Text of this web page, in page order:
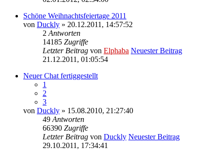
Schöne Weihnachtsfeiertage 2011
von Duckly » 20.12.2011, 14:57:52
2 Antworten
14185 Zugriffe
Letzter Beitrag von Elphaba Neuester Beitrag
21.12.2011, 01:05:54
Neuer Chat fertiggestellt
1
2
3
von Duckly » 15.08.2010, 21:27:40
49 Antworten
66390 Zugriffe
Letzter Beitrag von Duckly Neuester Beitrag
29.10.2011, 17:34:41